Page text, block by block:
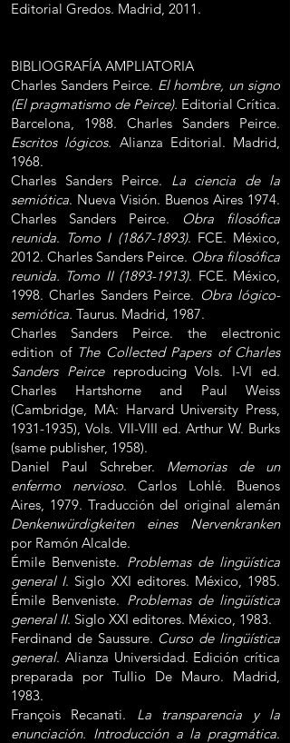
Editorial Gredos. Madrid, 2011.
BIBLIOGRAFÍA AMPLIATORIA
Charles Sanders Peirce. El hombre, un signo
(El pragmatismo de Peirce). Editorial Crítica.
Barcelona, 1988. Charles Sanders Peirce.
Escritos lógicos. Alianza Editorial. Madrid,
1968.
Charles Sanders Peirce. La ciencia de la
semiótica. Nueva Visión. Buenos Aires 1974.
Charles Sanders Peirce.
Obra filosófica
reunida. Tomo I (1867-1893). FCE. México,
2012. Charles Sanders Peirce. Obra filosófica
reunida. Tomo II (1893-1913). FCE. México,
1998. Charles Sanders Peirce. Obra lógico-
semiótica. Taurus. Madrid, 1987.
Charles Sanders Peirce. the electronic
edition of The Collected Papers of Charles
Sanders Peirce reproducing Vols. I-VI ed.
Charles Hartshorne and Paul Weiss
(Cambridge, MA: Harvard University Press,
1931-1935), Vols. VII-VIII ed. Arthur W. Burks
(same publisher, 1958).
Daniel Paul Schreber. Memorias de un
enfermo nervioso. Carlos Lohlé. Buenos
Aires, 1979. Traducción del original alemán
Denkenwürdigkeiten eines Nervenkranken
por Ramón Alcalde.
Émile Benveniste. Problemas de lingüística
general I. Siglo XXI editores. México, 1985.
Émile Benveniste. Problemas de lingüística
general II. Siglo XXI editores. México, 1983.
Ferdinand de Saussure. Curso de lingüística
general. Alianza Universidad. Edición crítica
preparada por Tullio De Mauro. Madrid,
1983.
François Recanati. La transparencia y la
enunciación. Introducción a la pragmática.